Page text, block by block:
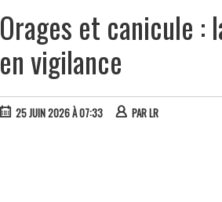
Orages et canicule :
en vigilance
25 JUIN 2026 À 07:33 PARLR